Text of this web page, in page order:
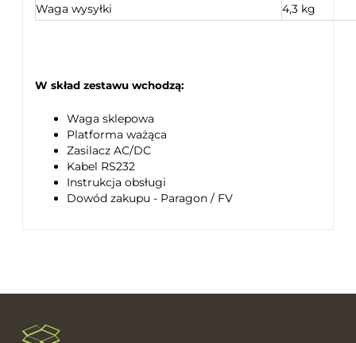
Waga wysyłki
4,3 kg
W skład zestawu wchodzą:
Waga sklepowa
Platforma ważąca
Zasilacz AC/DC
Kabel RS232
Instrukcja obsługi
Dowód zakupu - Paragon / FV